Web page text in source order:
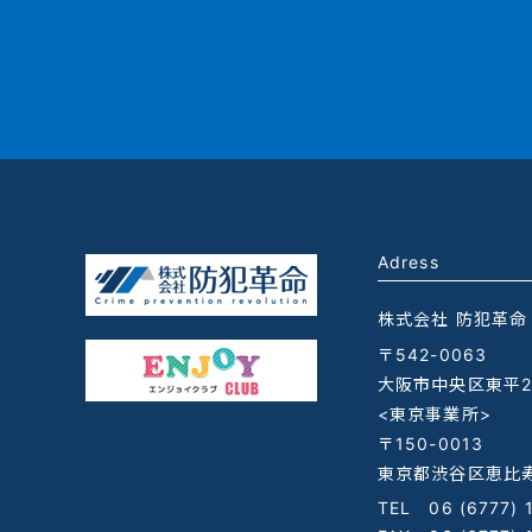
Adress
株式会社 防犯革命
〒542-0063
大阪市中央区東
<東京事業所>
〒150-0013
東京都渋谷区恵比
TEL06 (6777)